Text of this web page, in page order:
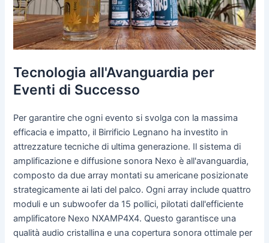
Tecnologia all'Avanguardia per
Eventi di Successo
Per garantire che ogni evento si svolga con la massima
efficacia e impatto, il Birrificio Legnano ha investito in
attrezzature tecniche di ultima generazione. Il sistema di
amplificazione e diffusione sonora Nexo è all'avanguardia,
composto da due array montati su americane posizionate
strategicamente ai lati del palco. Ogni array include quattro
moduli e un subwoofer da 15 pollici, pilotati dall'efficiente
amplificatore Nexo NXAMP4X4. Questo garantisce una
qualità audio cristallina e una copertura sonora ottimale per